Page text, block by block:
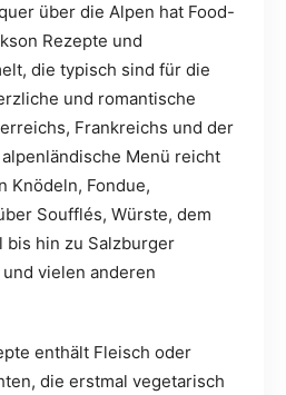
über die Alpen hat Food-
Rezepte und
die typisch sind für die
und romantische
Frankreichs und der
Menü reicht
Knödeln, Fondue,
Soufflés, Würste, dem
bis hin zu Salzburger
vielen anderen
enthält Fleisch oder
die erstmal vegetarisch